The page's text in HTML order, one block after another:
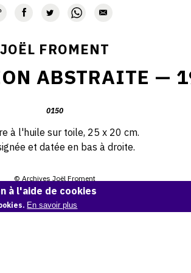
JOËL FROMENT
ABSTRAITE —
0150
à l'huile sur toile, 25 x 20 cm.
et datée en bas à droite.
© Archives Joël Froment
Demande d'information
à l'aide de cookies
En savoir plus